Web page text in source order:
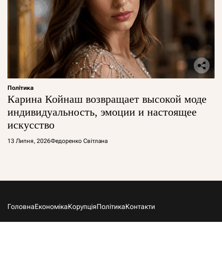
Політика
Карина Койнаш возвращает высокой моде
индивидуальность, эмоции и настоящее
искусство
13 Липня, 2026Федоренко Світлана
ГоловнаЕкономікаКорупціяПолітикаКонтакти